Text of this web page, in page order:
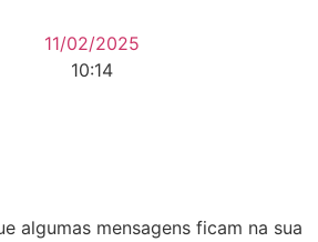
11/02/2025
10:14
algumas mensagens ficam na sua